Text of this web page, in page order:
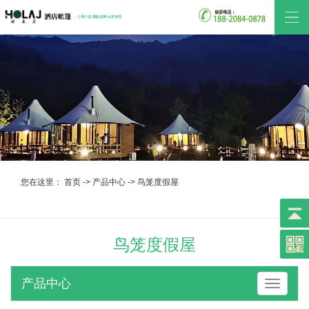
您在这里： 首页 -> 产品中心 -> 鸟笼度假屋
鸟笼度假屋
产品中心
产品中心